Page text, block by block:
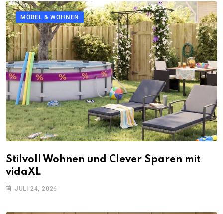
MÖBEL & WOHNEN
Stilvoll Wohnen und Clever Sparen mit
vidaXL
JULI 24, 2026